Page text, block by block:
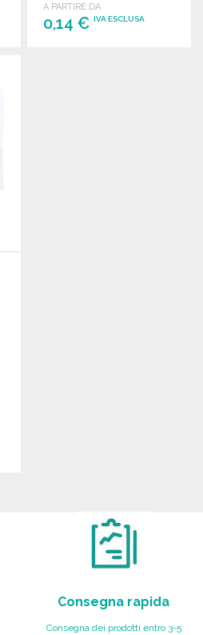
A PARTIRE DA
0,14 €IVA ESCLUSA
Consegna rapida
Consegna dei prodotti entro 3-5